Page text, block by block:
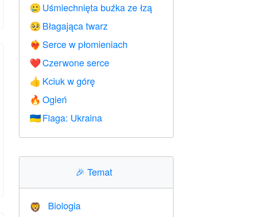
🥲 Uśmiechnięta buźka ze łzą
🥺 Błagająca twarz
❤️‍🔥 Serce w płomieniach
❤️ Czerwone serce
👍 Kciuk w górę
🔥 Ogień
🇺🇦 Flaga: Ukraina
🎉 Temat
🦁 Biologia